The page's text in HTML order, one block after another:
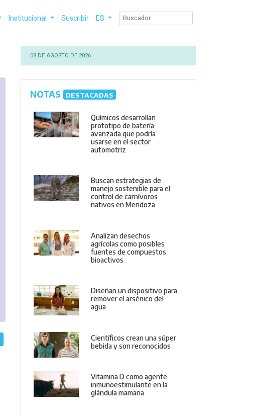
Institucional Suscribir ES
08 DE AGOSTO DE 2026
NOTAS DESTACADAS
Químicos desarrollan
prototipo de batería
avanzada que podría
usarse en el sector
automotriz
Buscan estrategias de
manejo sostenible para el
control de carnívoros
nativos en Mendoza
Analizan desechos
agrícolas como posibles
fuentes de compuestos
bioactivos
Diseñan un dispositivo para
remover el arsénico del
agua
Científicos crean una súper
bebida y son reconocidos
Vitamina D como agente
inmunoestimulante en la
glándula mamaria